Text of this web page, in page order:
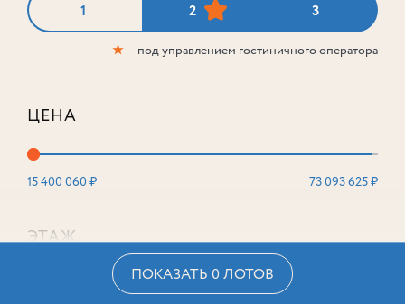
1 2 3
★— под управлением гостиничного оператора
ЦЕНА
15 400 060 ₽ 73 093 625 ₽
ЭТАЖ
ПОКАЗАТЬ 0 ЛОТОВ